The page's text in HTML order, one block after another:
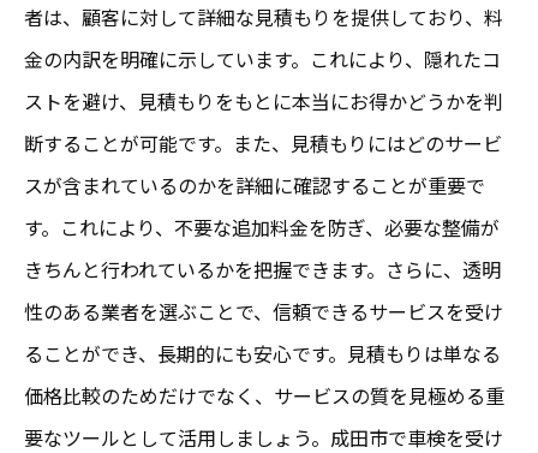
者は、顧客に対して詳細な見積もりを提供しており、料
金の内訳を明確に示しています。これにより、隠れたコ
ストを避け、見積もりをもとに本当にお得かどうかを判
断することが可能です。また、見積もりにはどのサービ
スが含まれているのかを詳細に確認することが重要で
す。これにより、不要な追加料金を防ぎ、必要な整備が
きちんと行われているかを把握できます。さらに、透明
性のある業者を選ぶことで、信頼できるサービスを受け
ることができ、長期的にも安心です。見積もりは単なる
価格比較のためだけでなく、サービスの質を見極める重
要なツールとして活用しましょう。成田市で車検を受け